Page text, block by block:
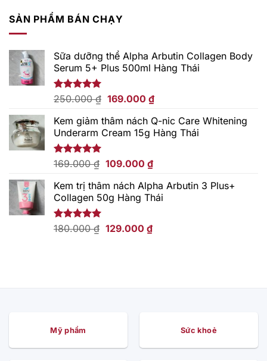
SẢN PHẨM BÁN CHẠY
Sữa dưỡng thể Alpha Arbutin Collagen Body
Serum 5+ Plus 500ml Hàng Thái
Được xếp
5 sao
250.000₫ Giá
là:
250.000 ₫.
169.000 ₫Giá
tại
là:
Kem giảm thâm nách Q-nic Care Whitening
Underarm Cream 15g Hàng Thái
Được xếp
5 sao
169.000₫ Giá
là:
169.000 ₫.
109.000 ₫Giá
tại
là:
Kem trị thâm nách Alpha Arbutin 3 Plus+
Collagen 50g Hàng Thái
Được xếp
180.000₫ Giá
129.000 ₫Giá
Mỹ phẩm Sức khoẻ